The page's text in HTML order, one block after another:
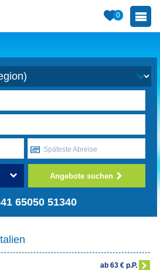
0
Späteste Abreise
Angebote suchen
65050 51340
ab 63 € p.P.